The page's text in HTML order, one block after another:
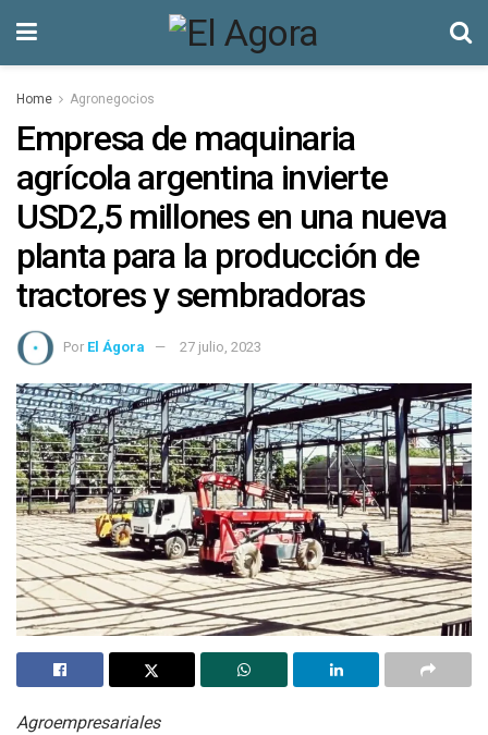
Home Agronegocios
Empresa de maquinaria
agrícola argentina invierte
USD2,5 millones en una nueva
planta para la producción de
tractores y sembradoras
Por El Ágora 27 julio, 2023
Agroempresariales